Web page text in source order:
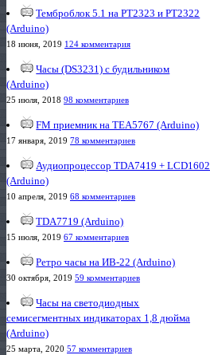
Темброблок 5.1 на PT2323 и PT2322
(Arduino)
18 июня, 2019 124 комментария
Часы (DS3231) с будильником
(Arduino)
25 июля, 2018 98 комментариев
FM приемник на TEA5767 (Arduino)
17 января, 2019 78 комментариев
Аудиопроцессор TDA7419 + LCD1602
(Arduino)
10 апреля, 2019 68 комментариев
TDA7719 (Arduino)
15 июля, 2019 67 комментариев
Ретро часы на ИВ-22 (Arduino)
30 октября, 2019 59 комментариев
Часы на светодиодных
семисегментных индикаторах 1,8 дюйма
(Arduino)
25 марта, 2020 57 комментариев